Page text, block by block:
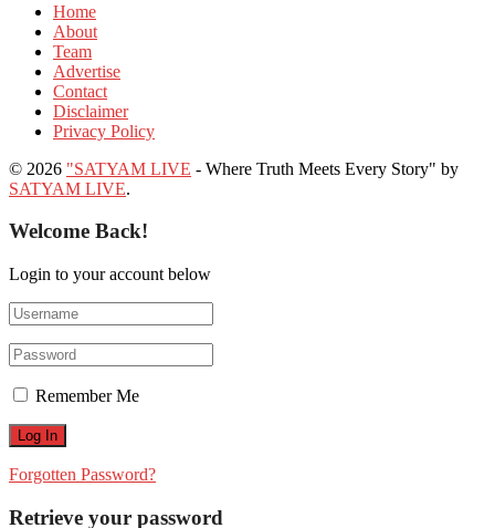
Home
About
Team
Advertise
Contact
Disclaimer
Privacy Policy
© 2026 "SATYAM LIVE - Where Truth Meets Every Story" by
SATYAM LIVE.
Welcome Back!
Login to your account below
Remember Me
Forgotten Password?
Retrieve your password